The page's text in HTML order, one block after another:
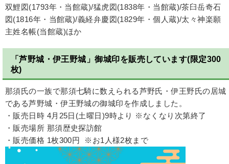
双鯉図(1793年・当館蔵)/猛虎図(1838年・当館蔵)/茶臼岳奇石
図(1816年・当館蔵)/義経弁慶図(1829年・個人蔵)/太々神楽願
主姓名帳(当館蔵)ほか
「芦野城・伊王野城」御城印を販売しています(限定300
枚)
那須氏の一族で那須七騎に数えられる芦野氏・伊王野氏の居城
である芦野城・伊王野城の御城印を作成しました。
・販売日時 4月25日(土曜日)9時より ※なくなり次第終了
・販売場所 那須歴史探訪館
・販売価格 1枚300円 ※お1人様2枚まで